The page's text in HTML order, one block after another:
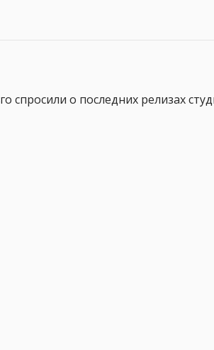
спросили о последних релизах